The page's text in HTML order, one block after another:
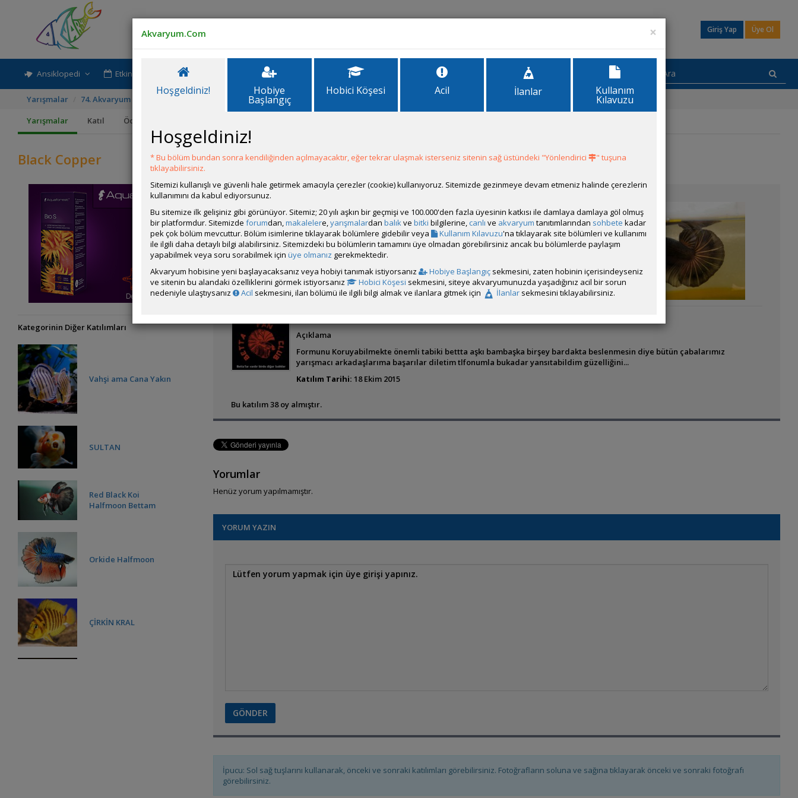
Giriş Yap Üye Ol
Ansiklopedi Etkinlik-Paylaşım İlanlar Forum
Yarışmalar 74. Akvaryum ve Akvaryum Canlısı Yarışması
Black Copper
Yarışmalar
Katıl Ödüller
Black Copper
Kategorinin Diğer Katılımları
Vahşi ama Cana Yakın
SULTAN
Red Black Koi
Halfmoon Bettam
Orkide Halfmoon
ÇİRKİN KRAL
Açıklama
Formunu Koruyabilmekte önemli tabiki bettta aşkı bambaşka birşey bardakta beslenmesin diye bütün çabalarımız
yarışmacı arkadaşlarıma başarılar diletim tlfonumla bukadar yansıtabildim güzelliğini...
Katılım Tarihi: 18 Ekim 2015
Bu katılım 38 oy almıştır.
Yorumlar
Henüz yorum yapılmamıştır.
YORUM YAZIN
İpucu: Sol sağ tuşlarını kullanarak, önceki ve sonraki katılımları görebilirsiniz. Fotoğrafların soluna ve sağına tıklayarak önceki ve sonraki fotoğrafı
görebilirsiniz.
×
Akvaryum.Com
Hoşgeldiniz! Hobiye
Başlangıç
Hobici Köşesi Acil İlanlar Kullanım
Kılavuzu
Hoşgeldiniz!
* Bu bölüm bundan sonra kendiliğinden açılmayacaktır, eğer tekrar ulaşmak isterseniz sitenin sağ üstündeki "Yönlendirici
" tuşuna
tıklayabilirsiniz.
Sitemizi kullanışlı ve güvenli hale getirmek amacıyla çerezler (cookie) kullanıyoruz. Sitemizde gezinmeye devam etmeniz halinde çerezlerin
kullanımını da kabul ediyorsunuz.
Bu sitemize ilk gelişiniz gibi görünüyor. Sitemiz; 20 yılı aşkın bir geçmişi ve 100.000'den fazla üyesinin katkısı ile damlaya damlaya göl olmuş
bir platformdur. Sitemizde forumdan,makalelere,yarışmalardan balıkve bitki bilgilerine, canlı ve akvaryum tanıtımlarından sohbete kadar
pek çok bölüm mevcuttur. Bölüm isimlerine tıklayarak bölümlere gidebilir veya
Kullanım Kılavuzu'na tıklayarak site bölümleri ve kullanımı
ile ilgili daha detaylı bilgi alabilirsiniz. Sitemizdeki bu bölümlerin tamamını üye olmadan görebilirsiniz ancak bu bölümlerde paylaşım
yapabilmek veya soru sorabilmek için üye olmanız gerekmektedir.
Akvaryum hobisine yeni başlayacaksanız veya hobiyi tanımak istiyorsanız
Hobiye Başlangıç sekmesini, zaten hobinin içerisindeyseniz
ve sitenin bu alandaki özelliklerini görmek istiyorsanız
Hobici Köşesi sekmesini, siteye akvaryumunuzda yaşadığınız acil bir sorun
nedeniyle ulaştıysanız
Acil sekmesini, ilan bölümü ile ilgili bilgi almak ve ilanlara gitmek için İlanlar sekmesini tıklayabilirsiniz.